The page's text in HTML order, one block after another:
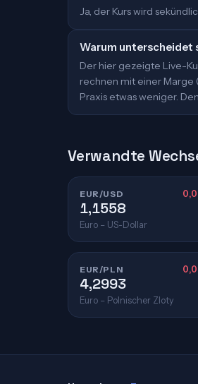
Ja, der Kurs wird
Warum unterscheidet
Der hier gezeigte Live-
rechnen mit einer Marge
Praxis etwas weniger.
Verwandte
EUR/USD
1,1558
Euro – US-Dollar
EUR/PLN
4,2993
Euro – Polnischer Zloty